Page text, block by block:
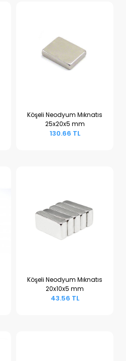
Sepete Ekle
Köşeli Neodyum Mıknatıs
25x20x5 mm
130.66 TL
Sepete Ekle
Köşeli Neodyum Mıknatıs
20x10x5 mm
43.56 TL